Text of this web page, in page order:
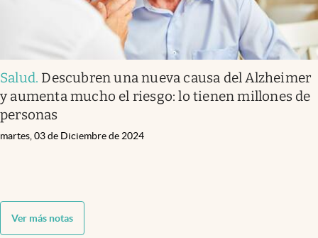
Salud. Descubren una nueva causa del Alzheimer
y aumenta mucho el riesgo: lo tienen millones de
personas
martes, 03 de Diciembre de 2024
Ver más notas